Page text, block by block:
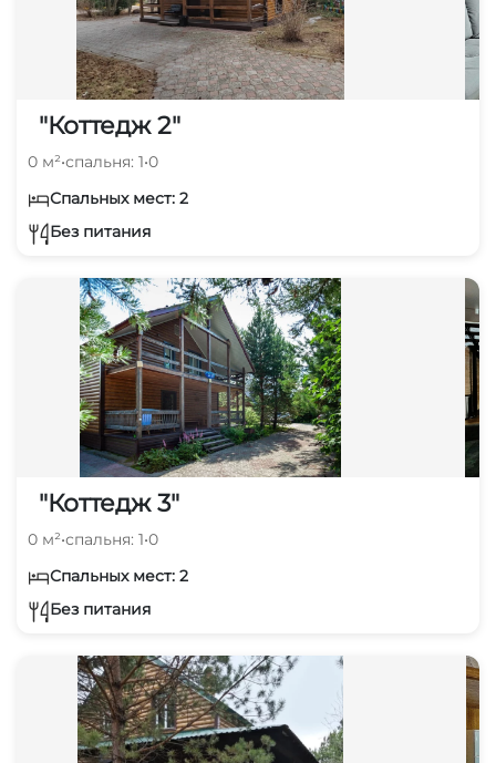
"Коттедж 2"
0 м²•спальня: 1•0
Спальных мест: 2
Без питания
"Коттедж 3"
0 м²•спальня: 1•0
Спальных мест: 2
Без питания